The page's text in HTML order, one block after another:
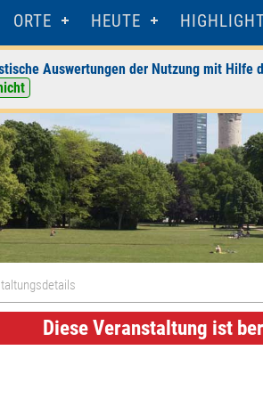
ORTE HEUTE
Auswertungen der Nutzung mit
Diese Veranstaltung ist